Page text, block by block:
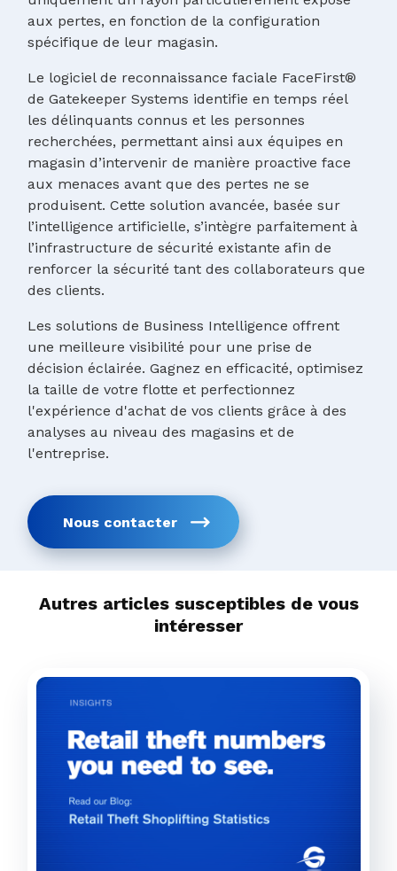
aux pertes, en fonction de la configuration
spécifique de leur magasin.
Le logiciel de reconnaissance faciale FaceFirst®
de Gatekeeper Systems identifie en temps réel
les délinquants connus et les personnes
recherchées, permettant ainsi aux équipes en
magasin d’intervenir de manière proactive face
aux menaces avant que des pertes ne se
produisent. Cette solution avancée, basée sur
l’intelligence artificielle, s’intègre parfaitement à
l’infrastructure de sécurité existante afin de
renforcer la sécurité tant des collaborateurs que
des clients.
Les solutions de Business Intelligence offrent
une meilleure visibilité pour une prise de
décision éclairée. Gagnez en efficacité, optimisez
la taille de votre flotte et perfectionnez
l'expérience d'achat de vos clients grâce à des
analyses au niveau des magasins et de
l'entreprise.
Nous contacter
Autres articles susceptibles de vous
intéresser